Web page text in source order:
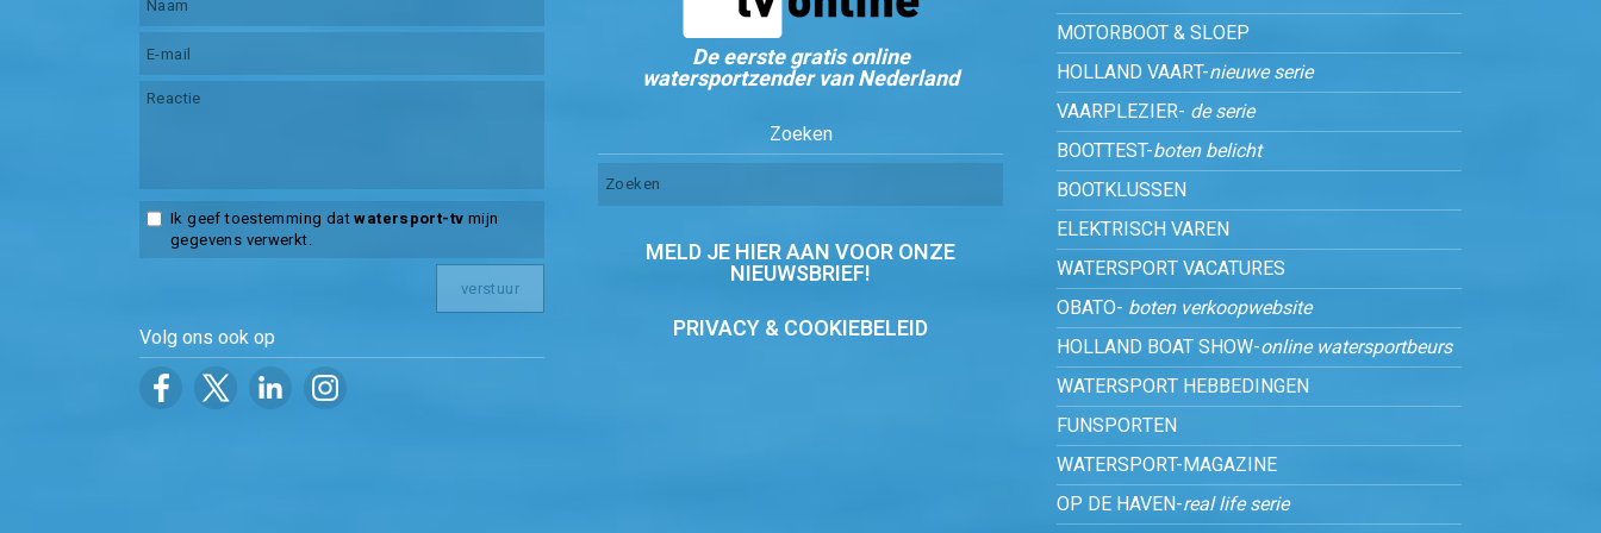
Ik geef toestemming datwatersport-tv mijn
gegevens verwerkt.
Volg ons ook op
De eerste gratis online
watersportzender van Nederland
Zoeken
MELD JE HIER AAN VOOR ONZE
NIEUWSBRIEF!
PRIVACY & COOKIEBELEID
MOTORBOOT & SLOEP
HOLLAND VAART-nieuwe serie
VAARPLEZIER- de serie
BOOTTEST-boten belicht
BOOTKLUSSEN
ELEKTRISCH VAREN
WATERSPORT VACATURES
OBATO- boten verkoopwebsite
HOLLAND BOAT SHOW-online watersportbeurs
WATERSPORT HEBBEDINGEN
FUNSPORTEN
WATERSPORT-MAGAZINE
OP DE HAVEN-real life serie